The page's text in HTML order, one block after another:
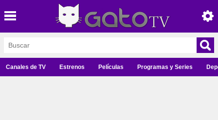
Canales de TV Estrenos Películas Programas y Series